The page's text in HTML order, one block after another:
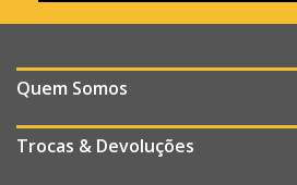
Quem Somos
Trocas & Devoluções